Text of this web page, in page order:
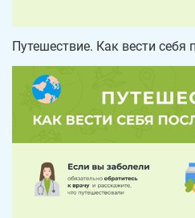
Путешествие. Как вести себя